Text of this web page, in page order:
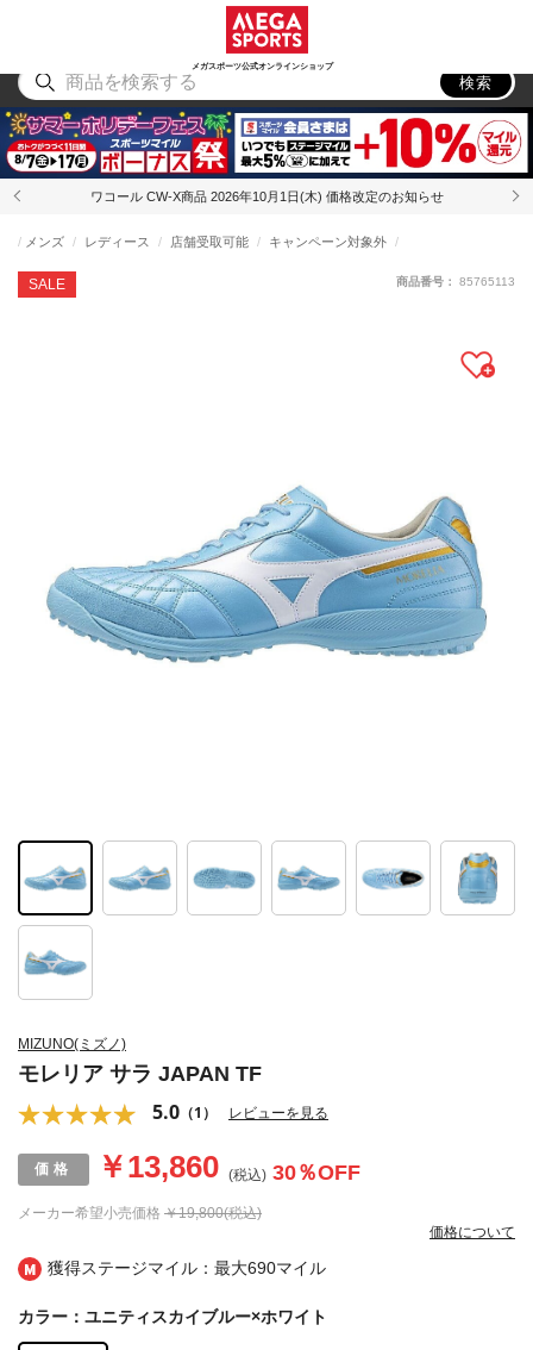
メガスポーツ公式オンラインショップ
アウトドア
検索
ワコール CW-X商品 2026年10月1日(木) 価格改定のお知らせ
獲得ステージマイル：最大690マイル
MIZUNO(ミズノ)
モレリア サラ JAPAN TF
5.0 （1） レビューを見る
SALE
メンズ レディース 店舗受取可能 キャンペーン対象外
メーカー希望小売価格 ￥19,800(税込)
￥13,860 (税込) 30％OFF
価格について
商品番号： 85765113
カラー：ユニティスカイブルー×ホワイト